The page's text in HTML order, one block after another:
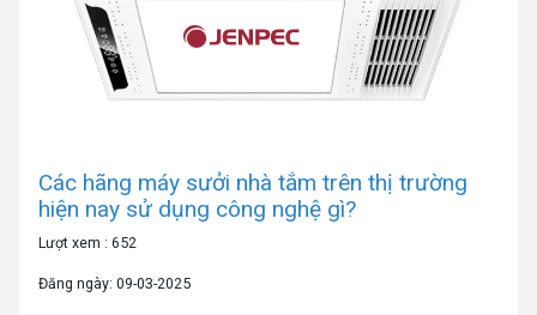
Các hãng máy sưởi nhà tắm trên thị trường
hiện nay sử dụng công nghệ gì?
Lượt xem : 652
Đăng ngày: 09-03-2025